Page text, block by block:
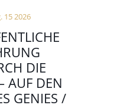
15 2026
DIE
AUF DEN
GENIES /